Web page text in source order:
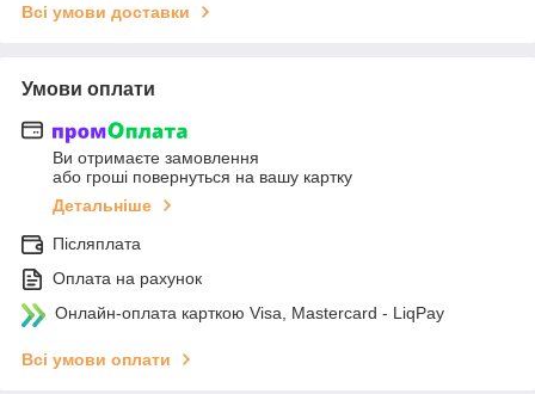
Всі умови доставки
Умови оплати
Ви отримаєте замовлення
або гроші повернуться на вашу картку
Детальніше
Післяплата
Оплата на рахунок
Онлайн-оплата карткою Visa, Mastercard - LiqPay
Всі умови оплати